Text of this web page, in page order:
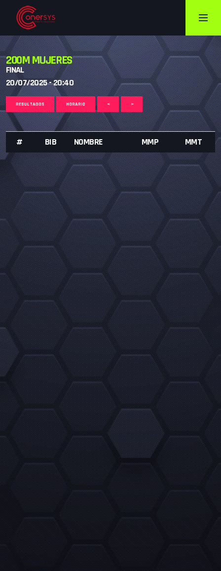
200M MUJERES
FINAL
20/07/2025 - 20:40
RESULTADOS HORARIO < >
# BIB NOMBRE MMP MMT